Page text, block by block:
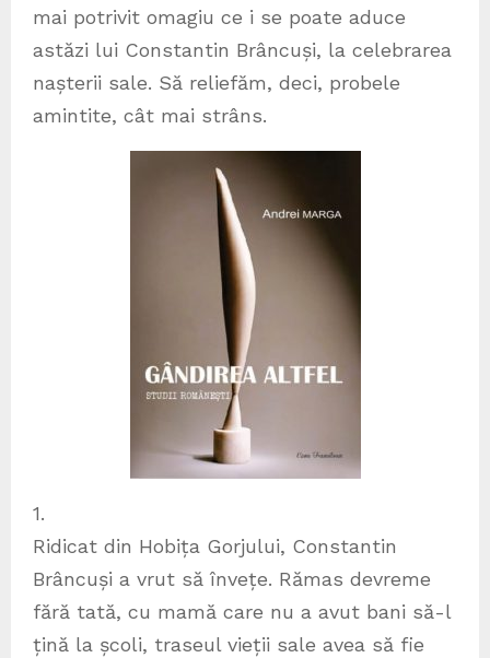
mai potrivit omagiu ce i se poate aduce
astăzi lui Constantin Brâncuși, la celebrarea
nașterii sale. Să reliefăm, deci, probele
amintite, cât mai strâns.
1.
Ridicat din Hobița Gorjului, Constantin
Brâncuși a vrut să învețe. Rămas devreme
fără tată, cu mamă care nu a avut bani să-l
țină la școli, traseul vieții sale avea să fie